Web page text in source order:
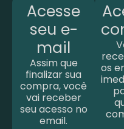
Acesse
seu e-
mail
Assim que
finalizar sua
compra, você
vai receber
seu acesso no
email.
os